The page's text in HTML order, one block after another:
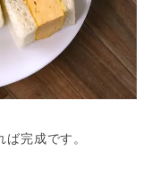
完成です。